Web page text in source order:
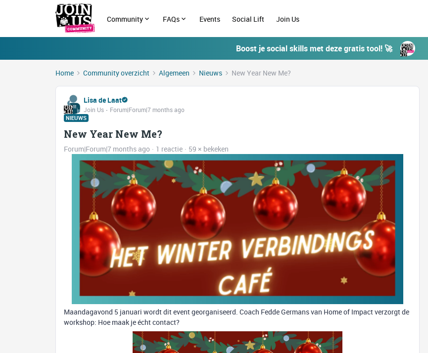
Community FAQs Events Social Lift Join Us
Boost je social skills met deze gratis tool! 🚀
Home Community overzicht Algemeen Nieuws New Year New Me?
Lisa de Laat
Join Us Forum|Forum|7 months ago
NIEUWS
New Year New Me?
Forum|Forum|7 months ago 1 reactie 59 × bekeken
Maandagavond 5 januari wordt dit event georganiseerd. Coach Fedde Germans van Home of Impact verzorgt de
workshop: Hoe maak je écht contact?